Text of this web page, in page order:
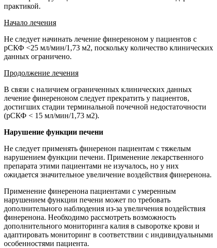
практикой.
Начало лечения
Не следует начинать лечение финереноном у пациентов с
рСКФ <25 мл/мин/1,73 м2, поскольку количество клинических
данных ограничено.
Продолжение лечения
В связи с наличием ограниченных клинических данных
лечение финереноном следует прекратить у пациентов,
достигших стадии терминальной почечной недостаточности
(рСКФ < 15 мл/мин/1,73 м2).
Нарушение функции печени
Не следует применять финеренон пациентам с тяжелым
нарушением функции печени. Применение лекарственного
препарата этими пациентами не изучалось, но у них
ожидается значительное увеличение воздействия финеренона.
Применение финеренона пациентами с умеренным
нарушением функции печени может по требовать
дополнительного наблюдения из-за увеличения воздействия
финеренона. Необходимо рассмотреть возможность
дополнительного мониторинга калия в сыворотке крови и
адаптировать мониторинг в соответствии с индивидуальными
особенностями пациента.